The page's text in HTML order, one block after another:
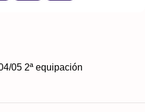
05 2ª equipación